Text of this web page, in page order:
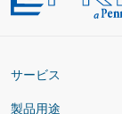
サービス
製品用途